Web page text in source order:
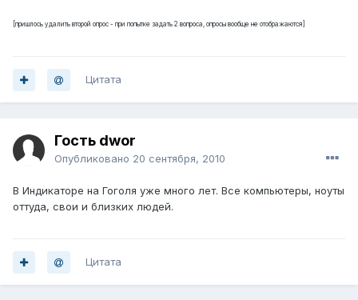
[пришлось удалить второй опрос - при попытке задать 2 вопроса, опросы вообще не отображаются]
Цитата
Гость dwor
Опубликовано 20 сентября, 2010
В Индикаторе на Гоголя уже много лет. Все компьютеры, ноуты
оттуда, свои и близких людей.
Цитата